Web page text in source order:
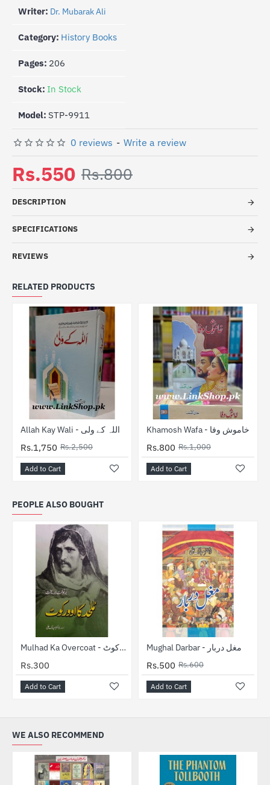
Writer: Dr. Mubarak Ali
Category: History Books
Pages: 206
Stock: In Stock
Model: STP-9911
0 reviews - Write a review
Rs.550 Rs.800
DESCRIPTION
SPECIFICATIONS
REVIEWS
RELATED PRODUCTS
-30%
Allah Kay Wali - اللہ کے ولی
Rs.1,750 Rs.2,500
Add to Cart
-20%
Khamosh Wafa - خاموش وفا
Rs.800 Rs.1,000
Add to Cart
PEOPLE ALSO BOUGHT
Mulhad Ka Overcoat - ملحد کا اوورکوٹ
Rs.300
Add to Cart
-17%
Mughal Darbar - مغل دربار
Rs.500 Rs.600
Add to Cart
WE ALSO RECOMMEND